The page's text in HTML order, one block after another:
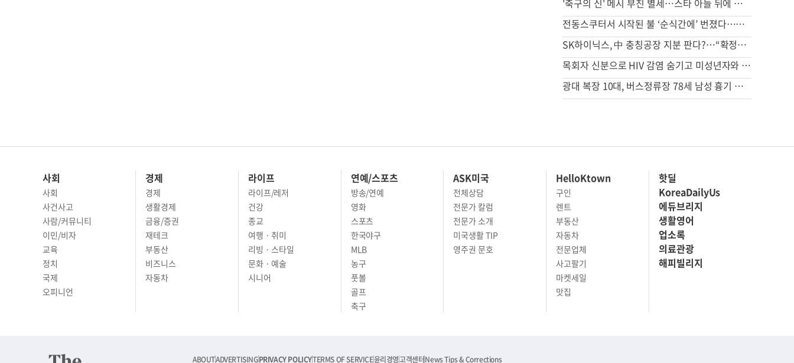
'축구의 신' 메시 부친 별세…스타 아들 뒤에 선 조용한 조력자
전동스쿠터서 시작된 불 ‘순식간에’ 번졌다…차량·마을회관 덮쳐
SK하이닉스, 中 충칭공장 지분 판다?…“확정된 바는 없다”
목회자 신분으로 HIV 감염 숨기고 미성년자와 성관계
광대 복장 10대, 버스정류장 78세 남성 흉기 살해 혐의
사회
사회
사건사고
사람/커뮤니티
이민/비자
교육
정치
국제
오피니언
경제
경제
생활경제
금융/증권
재테크
부동산
비즈니스
자동차
라이프
라이프/레저
건강
종교
여행 · 취미
리빙 · 스타일
문화 · 예술
시니어
연예/스포츠
방송/연예
영화
스포츠
한국야구
MLB
농구
풋볼
골프
축구
ASK미국
전체상담
전문가 칼럼
전문가 소개
미국생활 TIP
영주권 문호
HelloKtown
구인
렌트
부동산
자동차
전문업체
사고팔기
마켓세일
맛집
핫딜
KoreaDailyUs
에듀브리지
생활영어
업소록
의료관광
해피빌리지
ABOUTADVERTISINGPRIVACY POLICYTERMS OF SERVICE윤리경영고객센터News Tips & Corrections